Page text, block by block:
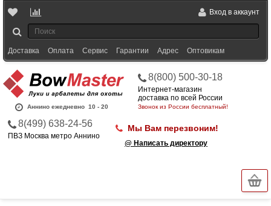
Вход в аккаунт
Доставка Оплата Сервис Гарантии Адрес Оптовикам
Аннино ежедневно 10 - 20
8(800) 500-30-18
Интернет-магазин
доставка по всей России
Звонок из России бесплатный!
8(499) 638-24-56
ПВЗ Москва метро Аннино
Мы Вам перезвоним!
@ Написать директору